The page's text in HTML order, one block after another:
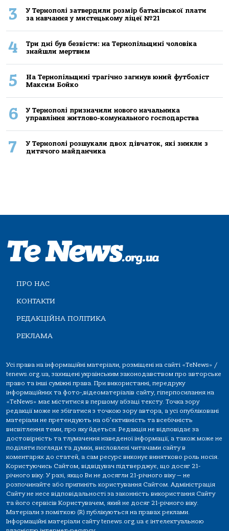
3
У Тернополі затвердили розмір батьківської плати
за навчання у мистецькому ліцеї №21
4
Три дні був безвісти: на Тернопільщині чоловіка
знайшли мертвим
5
На Тернопільщині трагічно загинув юний футболіст
Максим Бойко
6
У Тернополі призначили нового начальника
управління житлово-комунального господарства
7
У Тернополі розшукали двох дівчаток, які зникли з
дитячого майданчика
ПРО НАС
КОНТАКТИ
РЕДАКЦІЙНА ПОЛІТИКА
РЕКЛАМА
Усі права на інформаційні матеріали, розміщені на сайті «TeNews» /
tenews.org.ua, захищені українським законодавством про авторське
право та інші суміжні права. При використанні, передруку
інформаційних та фото-,відеоматеріалів сайту, гіперпосилання на
«TeNews» має міститися в першому абзаці тексту. Точка зору
редакції може не збігатися з точкою зору автора, а усі опубліковані
матеріали не претендують на об'єктивність та всебічність
висвітлення теми, про яку йдеться. Редакція не відповідає за
достовірність та тлумачення наведеної інформації, а також може не
поділяти погляди та думки, висловлені читачами сайту в
коментарях до статей, а сам ресурс виконує винятково роль носія.
Користуючись Сайтом, відвідувач підтверджує, що досяг 21-
річного віку. У разі, якщо Ви не досягли 21-річного віку — не
розпочинайте або припиніть користування Сайтом. Адміністрація
Сайту не несе відповідальності за законність використання Сайту
та його сервісів Користувачем, який не досяг 21-річного віку.
Матеріали з поміткою (R) публікуються на правах реклами.
Інформаційні матеріали сайту tenews.org.ua є інтелектуальною